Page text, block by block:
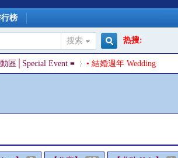
榜
搜索
搜
热搜:
區│Special Event ≡
›
• 結婚週年 Wedding